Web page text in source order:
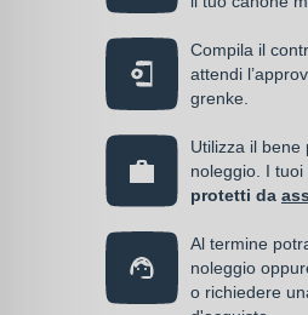
Compila il
attendi
grenke.
Utilizza il bene
noleggio. I tuoi
protetti da
Al termine
noleggio
o richiedere